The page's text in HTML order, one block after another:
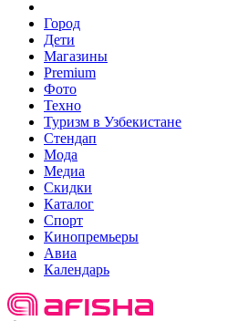
Город
Дети
Магазины
Premium
Фото
Техно
Туризм в Узбекистане
Стендап
Мода
Медиа
Скидки
Каталог
Спорт
Кинопремьеры
Авиа
Календарь